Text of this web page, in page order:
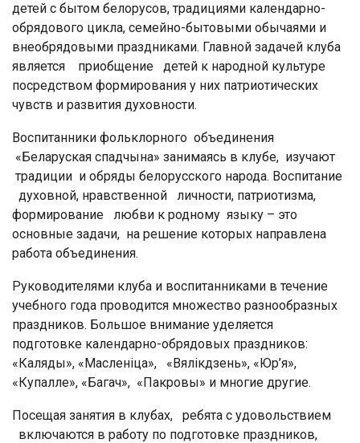
детей с бытом белорусов, традициями календарно-
обрядового цикла, семейно-бытовыми обычаями и
внеобрядовыми праздниками. Главной задачей клуба
является приобщение детей к народной культуре
посредством формирования у них патриотических
чувств и развития духовности.
Воспитанники фольклорного объединения
«Беларуская спадчына» занимаясь в клубе, изучают
традиции и обряды белорусского народа. Воспитание
духовной, нравственной личности, патриотизма,
формирование любви к родному языку – это
основные задачи, на решение которых направлена
работа объединения.
Руководителями клуба и воспитанниками в течение
учебного года проводится множество разнообразных
праздников. Большое внимание уделяется
подготовке календарно-обрядовых праздников:
«Каляды», «Масленіца», «Вялікдзень», «Юр’я»,
«Купалле», «Багач», «Пакровы» и многие другие.
Посещая занятия в клубах, ребята с удовольствием
включаются в работу по подготовке праздников,